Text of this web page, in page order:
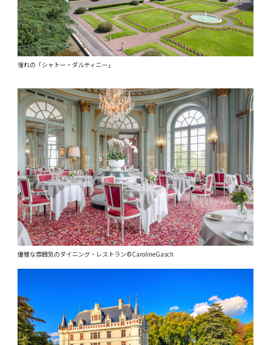
憧れの「シャトー・ダルティニー」
優雅な雰囲気のダイニング・レストラン©CarolineGasch